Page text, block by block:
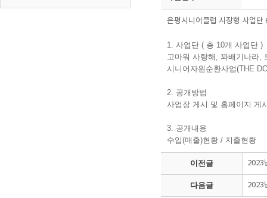
은평시니어클럽 시장형 사업단
1. 사업단 ( 총 10개 사업단 )
고마워 사랑해, 꽈배기나라,
시니어자원순환사업(THE
2. 공개방법
사업장 게시 및 홈페이지 게
3. 공개내용
수입(매출)현황 / 지출현황
이전글 2023
다음글 2023